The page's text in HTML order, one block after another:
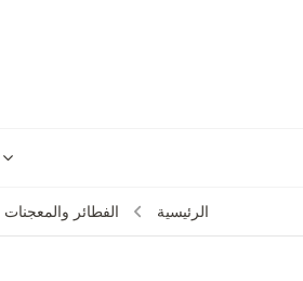
الرئيسية الفطائر والمعجنات